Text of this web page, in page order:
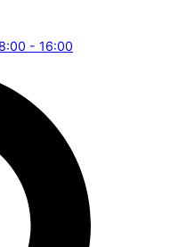
- 16:00